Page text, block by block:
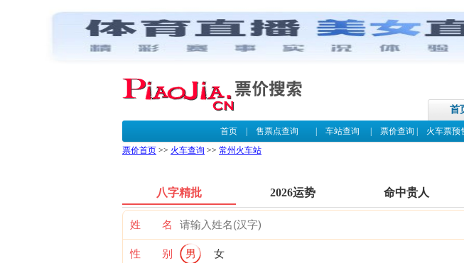
首
首页| 售票点查询 车站查询 票价查询 火车票预
票价首页 >> 火车查询 >> 常州火车站
八字精批 2026运势 命中贵人
姓 名
性 别 男 女